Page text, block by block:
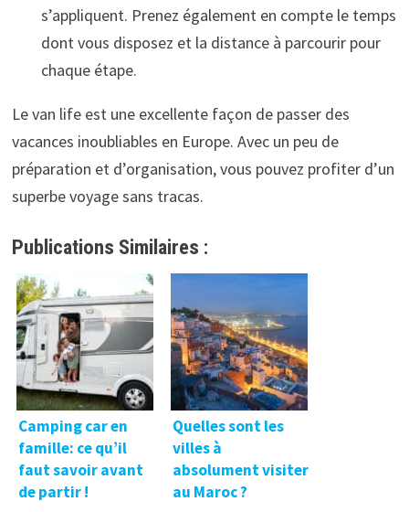
s’appliquent. Prenez également en compte le temps
dont vous disposez et la distance à parcourir pour
chaque étape.
Le van life est une excellente façon de passer des
vacances inoubliables en Europe. Avec un peu de
préparation et d’organisation, vous pouvez profiter d’un
superbe voyage sans tracas.
Publications Similaires :
Camping car en
famille: ce qu’il
faut savoir avant
de partir !
Quelles sont les
villes à
absolument visiter
au Maroc ?